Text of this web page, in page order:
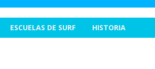
ESCUELAS DE SURF HISTORIA